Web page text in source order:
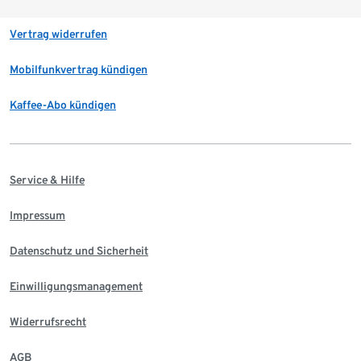
Vertrag widerrufen
Mobilfunkvertrag kündigen
Kaffee-Abo kündigen
Service & Hilfe
Impressum
Datenschutz und Sicherheit
Einwilligungsmanagement
Widerrufsrecht
AGB